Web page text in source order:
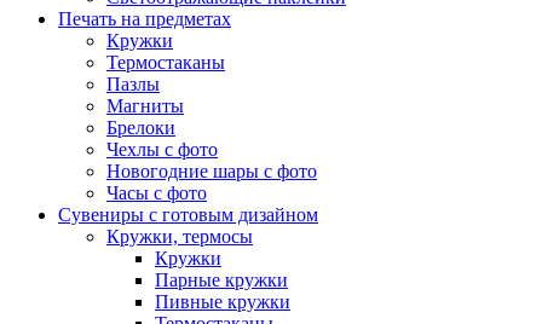
Печать на предметах
Кружки
Термостаканы
Пазлы
Магниты
Брелоки
Чехлы с фото
Новогодние шары с фото
Часы с фото
Сувениры с готовым дизайном
Кружки, термосы
Кружки
Парные кружки
Пивные кружки